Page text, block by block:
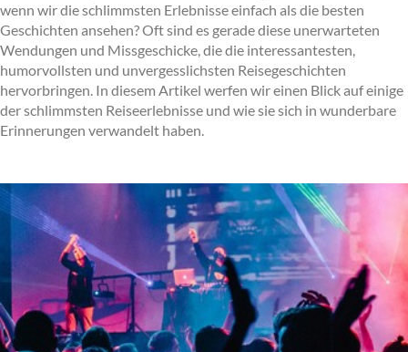
wenn wir die schlimmsten Erlebnisse einfach als die besten
Geschichten ansehen? Oft sind es gerade diese unerwarteten
Wendungen und Missgeschicke, die die interessantesten,
humorvollsten und unvergesslichsten Reisegeschichten
hervorbringen. In diesem Artikel werfen wir einen Blick auf einige
der schlimmsten Reiseerlebnisse und wie sie sich in wunderbare
Erinnerungen verwandelt haben.